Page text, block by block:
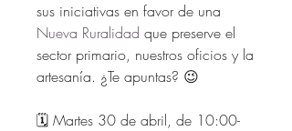
Nueva Ruralidad que preserve el
sector primario, nuestros oficios y la
artesanía. ¿Te apuntas? 😉
🗓️ Martes 30 de abril, de 10:00-